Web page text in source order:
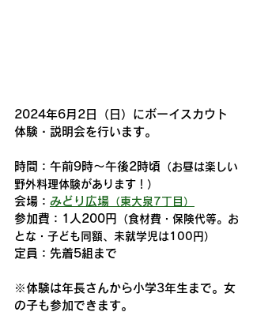
2024年6月2日（日）にボーイスカウト
体験・説明会を行います。
時間：午前9時～午後2時頃 （お昼は楽しい
野外料理体験があります！）
会場： みどり広場 （東大泉7丁目）
参加費：1人200円
（食材費・保険代等。お
とな・子ども同額、未就学児は100円）
定員：先着5組まで
※体験は年長さんから小学3年生まで。女
の子も参加できます。